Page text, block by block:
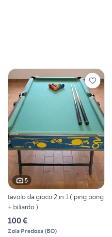
5
tavolo da gioco 2 in 1 ( ping pong
+ biliardo )
100 €
Zola Predosa (BO)